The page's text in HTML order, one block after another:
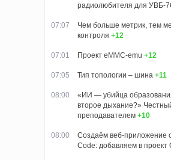
радиолюбителя для УВБ-
07:07
Чем больше метрик, тем
контроля +12
07:01 Проект eMMC-emu +12
07:05 Тип топологии – шина +11
08:00
«ИИ — убийца
второе дыхание?»
преподавателем +10
08:00
Создаём веб-приложение
Code: добавляем в проект